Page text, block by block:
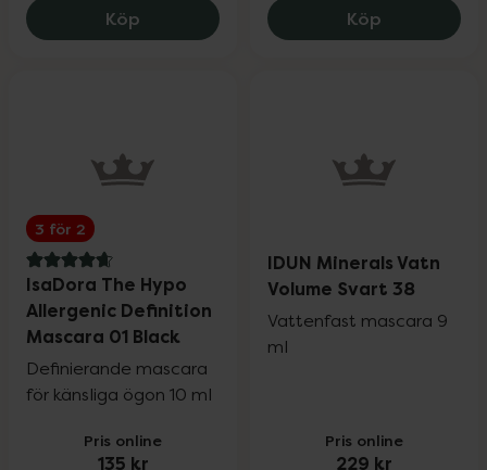
Köp Lumene Longwear Eyebrow Definer 2
Köp Lumene
3 för 2
4.8 av 5 i omdöme
IsaDora The Hypo
Allergenic Definition
Mascara 01 Black
Definierande mascara
för känsliga ögon 10 ml
Pris online
135 kr
IDUN Minerals Vatn
Volume Svart 38
Vattenfast mascara 9
ml
Pris online
229 kr